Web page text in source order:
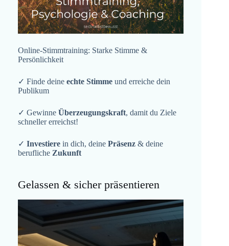
Online-Stimmtraining: Starke Stimme &
Persönlichkeit
✓ Finde deine echte Stimme und erreiche dein
Publikum
✓ Gewinne Überzeugungskraft, damit du Ziele
schneller erreichst!
✓ Investiere in dich, deine Präsenz & deine
berufliche Zukunft
Gelassen & sicher präsentieren